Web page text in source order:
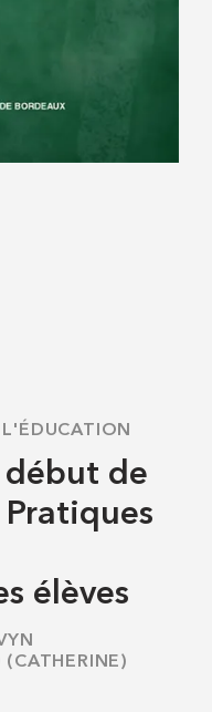
L'ÉDUCATION
début de
élèves
(CATHERINE)